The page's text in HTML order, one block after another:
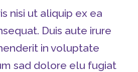
nisi ut aliquip ex ea
Duis aute irure
in voluptate
sad dolore elu fugiat